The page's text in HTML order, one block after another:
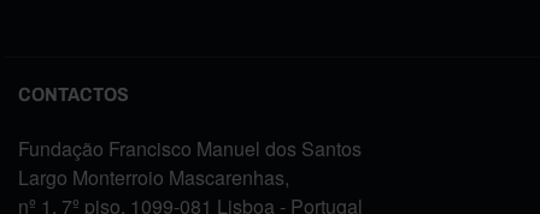
CONTACTOS
Fundação Francisco Manuel dos Santos
Largo Monterroio Mascarenhas,
nº 1, 7º piso, 1099-081 Lisboa - Portugal